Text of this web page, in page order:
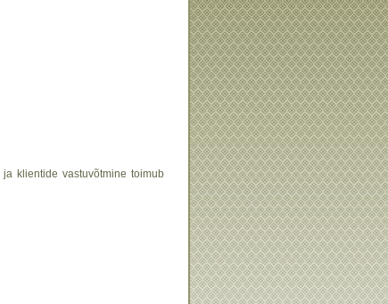
ja klientide vastuvõtmine toimub